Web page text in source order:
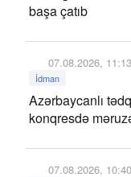
başa çatıb
07.08.2026, 11:13
İdman
Azərbaycanlı
konqresdə
07.08.2026, 10:40